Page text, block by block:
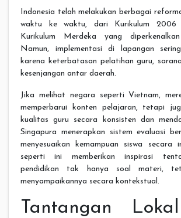
Indonesia telah melakukan berbagai
waktu ke waktu, dari Kurikulum 2006
Kurikulum Merdeka yang
Namun, implementasi di lapangan
karena keterbatasan pelatihan guru,
kesenjangan antar daerah.
Jika melihat negara seperti Vietnam,
memperbarui konten pelajaran, tetapi
kualitas guru secara konsisten dan
Singapura menerapkan sistem evaluasi
menyesuaikan kemampuan siswa secara
seperti ini memberikan inspirasi
pendidikan tak hanya soal materi,
menyampaikannya secara kontekstual.
Tantangan